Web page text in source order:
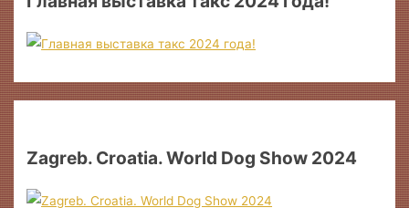
Zagreb. Croatia. World Dog Show 2024